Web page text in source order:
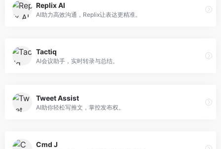
Replix AI
AI助力高效沟通，Replix让表达更精准。
Tactiq
AI会议助手，实时转录与总结。
Tweet Assist
AI助你轻松写推文，掌控发布权。
Cmd J